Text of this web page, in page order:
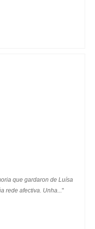
que gardaron de Luísa
rede afectiva. Unha..."